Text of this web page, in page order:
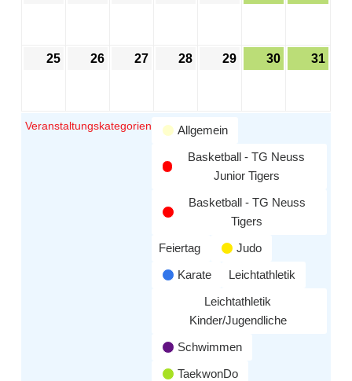
25 26 27 28 29 30 31
Veranstaltungskategorien
Allgemein
Basketball - TG Neuss
Junior Tigers
Basketball - TG Neuss
Tigers
Feiertag
Judo
Karate
Leichtathletik
Leichtathletik
Kinder/Jugendliche
Schwimmen
TaekwonDo